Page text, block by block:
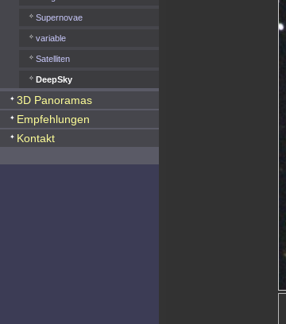
Supernovae
variable
Satelliten
DeepSky
3D Panoramas
Empfehlungen
Kontakt